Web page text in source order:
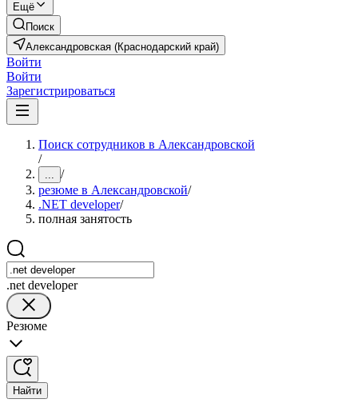
Ещё
Поиск
Александровская (Краснодарский край)
Войти
Войти
Зарегистрироваться
Поиск сотрудников в Александровской
/
... /
резюме в Александровской/
.NET developer/
полная занятость
.net developer
Резюме
Найти